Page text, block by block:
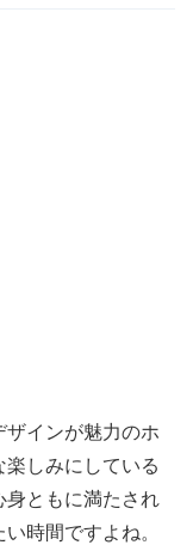
ザインが魅力のホ
しみにしている
身ともに満たされ
時間ですよね。